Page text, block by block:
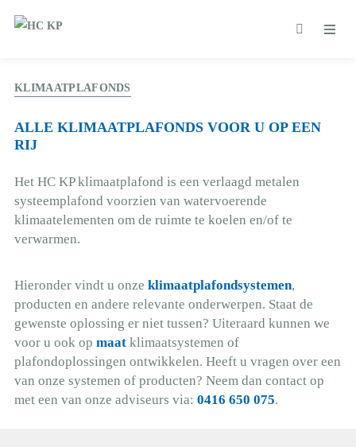
KLIMAATPLAFONDS
ALLE KLIMAATPLAFONDS VOOR U OP EEN
RIJ
Het HC KP klimaatplafond is een verlaagd metalen
systeemplafond voorzien van watervoerende
klimaatelementen om de ruimte te koelen en/of te
verwarmen.
Hieronder vindt u onze klimaatplafondsystemen,
producten en andere relevante onderwerpen. Staat de
gewenste oplossing er niet tussen? Uiteraard kunnen we
voor u ook op maat klimaatsystemen of
plafondoplossingen ontwikkelen. Heeft u vragen over een
van onze systemen of producten? Neem dan contact op
met een van onze adviseurs via: 0416 650 075.